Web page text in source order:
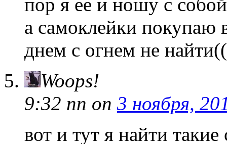
пор я ее и ношу с
а самоклейки покупаю
днем с огнем не
Woops!
9:32 пп on 3 ноября,
вот и тут я найти